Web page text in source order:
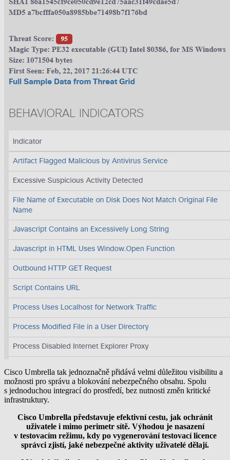
Cisco Umbrella tak jednoznačně přidává velmi důležitou visibilitu a
možnosti pro správu a blokování nebezpečného obsahu. Spolu
s jednoduchou integrací do prostředí, bez nutnosti změn kritické
infrastruktury.
Cisco Umbrella představuje efektivní cestu, jak ochránit
uživatele i mimo perimetr sítě. Výhodou je nasazení
v testovacím režimu, kdy po vygenerování testovací licence
správci zjistí, jaké nebezpečné aktivity uživatelé dělají.